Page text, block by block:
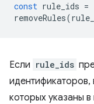
const rule_ids =
removeRules(
Если rule_ids
идентификаторов,
которых указаны